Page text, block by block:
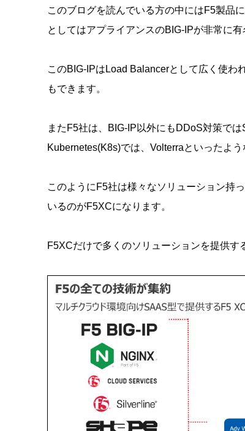
このブログを読んでいる方の中にはF5製品
としてはアプライアンスのBIG-IPが非常に有
このBIG-IPはLoad Balancerとして広く使わ
もできます。
またF5社は、BIG-IP以外にもDDoS対策で
Kubernetes(K8s)では、Volterraといったよ
このようにF5社は様々なソリューション持
いるのがF5XCになります。
F5XCだけで多くのソリューションを提供す